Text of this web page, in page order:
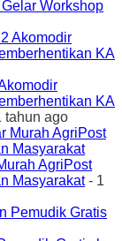
Workshop
KA
tahun ago
AgriPost
Masyarakat- 1